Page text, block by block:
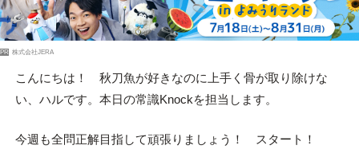
PR 株式会社JERA
こんにちは！ 秋刀魚が好きなのに上手く骨が取り除けな
い、ハルです。本日の常識Knockを担当します。
今週も全問正解目指して頑張りましょう！ スタート！